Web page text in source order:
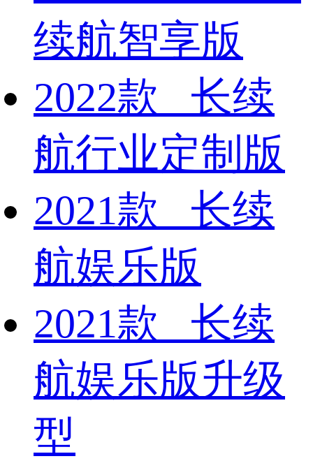
续航智享版
2022款 长续
航行业定制版
2021款 长续
航娱乐版
2021款 长续
航娱乐版升级
型